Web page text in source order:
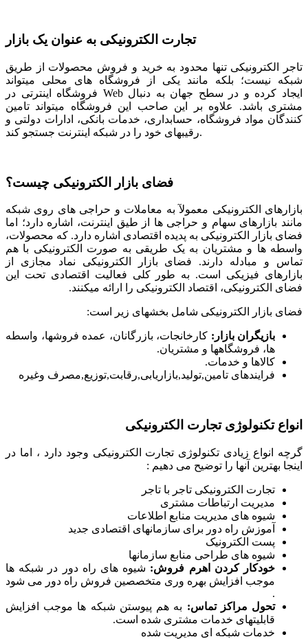
تجارت الکترونیکی به عنوان یک بازار
تاجر الکترونیکی تنها محدود به خرید و فروش محصولات از طریق
شبکه نیست؛ بلکه مانند یکی از فروشگاه های محلی میتواند
فروشگاه اینترتی در Web ایجاد کرده و در سطح جهان به دنبال
مشتری باشد. علاوه بر این صاحب این فروشگاه میتواند تامین
کنندگان مواد فروشگاه، حسابداری، خدمات بانکی، ادارات دولتی و
رقیبهای خود را در شبکه اینترنت جستجو کند.
فضای بازار الکترونیکی چیست؟
بازارهای الکترونیکی معمولآ به معاملات و حراجی های روی شبکه
مانند بازارهای سهام و حراجی ها از طیق اینترنت، اشاره دارد؛ اما
فضای بازار الکترونیکی به پدیده اقتصادی اشاره دارد. که محصولات،
واسطه ها و مشتریان به یک طریقی به صورت الکترونیکی با هم
تماس و مبادله دارند. فضای بازار الکترونیکی نماد مجازی از
بازارهای فیزیکی است. به طور کلی فعالیت اقتصادی تحت این
فضای الکترونیکی، اقتصاد الکترونیکی را ارائه میکنند.
فضای بازار الکترونیکی شامل بخشهای زیر است:
بازیگران بازار: کارخانجات، بازرگانان، عمده فروشها، واسطه
ها، فروشگاهها و مشتریان.
کالاها و خدمات.
فرایندهای تامین,تولید,بازاریابی,رقابت,توزیع,مصرف وغیره
انواع تکنولوژی تجارت الکترونیکی
گرچه انواع زیادی تکنولوژی تجارت الکترونیکی وجود دارد ، اما در
اینجا بهترین آنها را توضیح می دهیم :
تجارت الکترونیکی تاجر با تاجر
مدیریت ارتباطات مشتری
شیوه های مدیریت منابع اطلاعات
آموزش راه دور برای سازمانهای اقتصادی جدید
پست الکترونیک
شیوه های طراحی منابع سازمانها
خودکار کردن اهرم فروش: شیوه های راه دور در شبکه ها
موجب افزایش بهره وری متخصصین فروش راه دور می شود
.
تحول مراکز تماس: به هم پیوستن شبکه ها موجب افزایش
قابلیتهای خدمات مشتری شده است.
خدمات شبکه ای مدیریت شده